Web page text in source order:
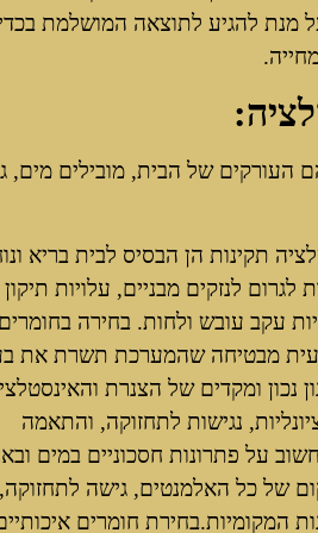
מנת להגיע לתוצאה המושלמת בכדי
העורקים של הבית, מובילים מים,
תקינות הן הבסיס לבית בריא
לגרום לנזקים מבניים, עלויות תיקון
עקב עובש ולחות. בחירה בחומרים
מבטיחה שהמערכת תשרת את
נכון ומקדים של הצנרת
נגישות לתחזוקה, והתאמה
על פתרונות חסכוניים במים
של כל האלמנטים, גישה לתחזוקה,
המקומיות.בחירת חומרים